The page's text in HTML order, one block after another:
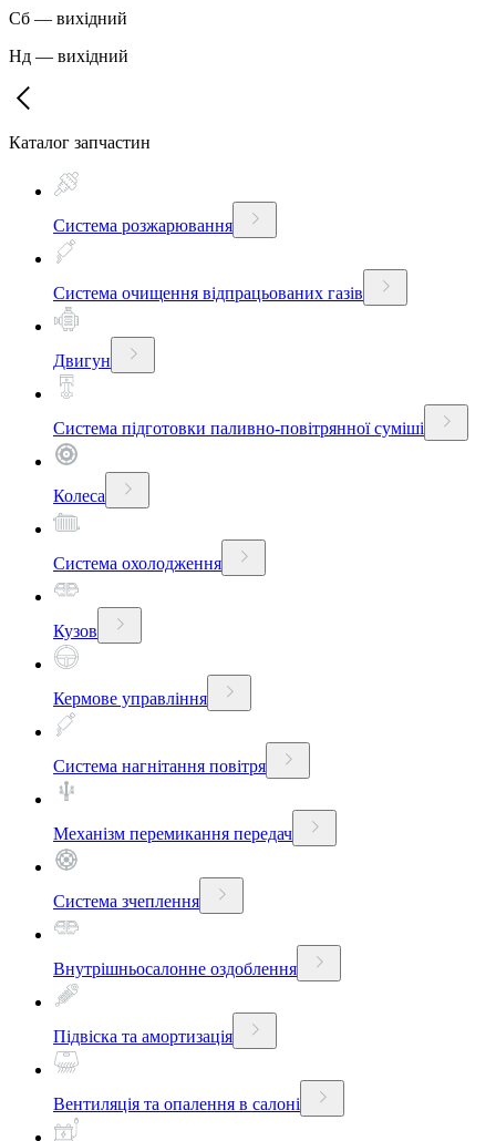
Сб — вихідний
Нд — вихідний
Каталог запчастин
Система розжарювання
Система очищення відпрацьованих газів
Двигун
Система підготовки паливно-повітрянної суміші
Колеса
Система охолодження
Кузов
Кермове управління
Система нагнітання повітря
Механізм перемикання передач
Система зчеплення
Внутрішньосалонне оздоблення
Підвіска та амортизація
Вентиляція та опалення в салоні